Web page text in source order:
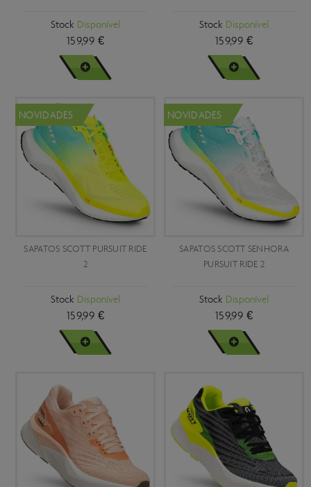
44
44,5
45,5
47,5
Stock Disponível
159,99 €
VER MAIS
Stock Disponível
159,99 €
VER MAIS
NOVIDADES
SAPATOS SCOTT PURSUIT RIDE
2
Stock Disponível
159,99 €
VER MAIS
NOVIDADES
SAPATOS SCOTT SENHORA
PURSUIT RIDE 2
Stock Disponível
159,99 €
VER MAIS